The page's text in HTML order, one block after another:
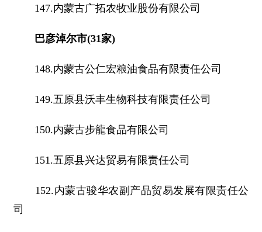
147.内蒙古广拓农牧业股份有限公司
巴彦淖尔市(31家)
148.内蒙古公仁宏粮油食品有限责任公司
149.五原县沃丰生物科技有限责任公司
150.内蒙古步龍食品有限公司
151.五原县兴达贸易有限责任公司
152.内蒙古骏华农副产品贸易发展有限责任公
司